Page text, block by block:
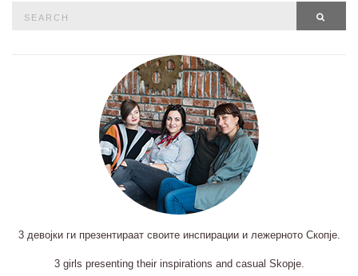
3 девојки ги презентираат своите инспирации и лежерното Скопје.
3 girls presenting their inspirations and casual Skopje.